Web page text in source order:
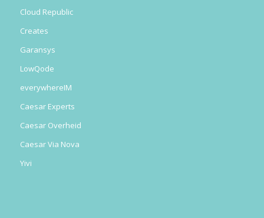
Cloud Republic
Creates
Garansys
LowQode
everywhereIM
Caesar Experts
Caesar Overheid
Caesar Via Nova
Yivi